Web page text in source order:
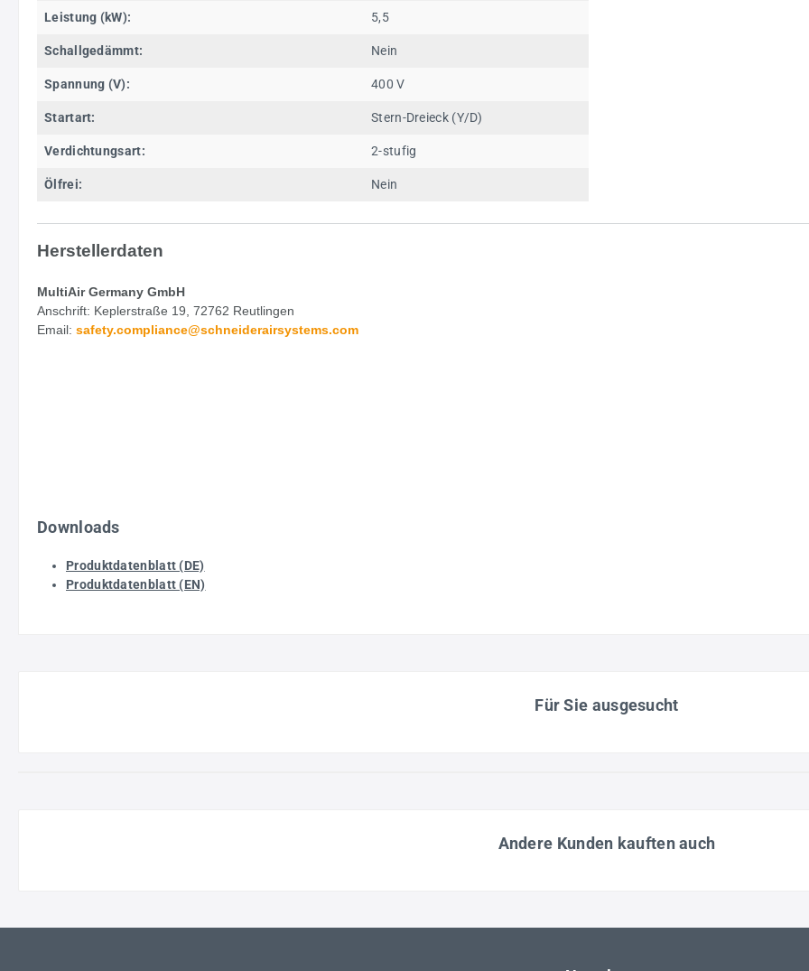
Leistung (kW): 5,5
Schallgedämmt: Nein
Spannung (V): 400 V
Startart: Stern-Dreieck (Y/D)
Verdichtungsart: 2-stufig
Ölfrei: Nein
Herstellerdaten
MultiAir Germany GmbH
Anschrift: Keplerstraße 19, 72762 Reutlingen
Email: safety.compliance@schneiderairsystems.com
Downloads
Produktdatenblatt (DE)
Produktdatenblatt (EN)
Für Sie ausgesucht
Andere Kunden kauften auch